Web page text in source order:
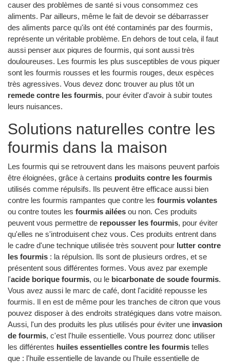
causer des problèmes de santé si vous consommez ces
aliments. Par ailleurs, même le fait de devoir se débarrasser
des aliments parce qu'ils ont été contaminés par des fourmis,
représente un véritable problème. En dehors de tout cela, il faut
aussi penser aux piqures de fourmis, qui sont aussi très
douloureuses. Les fourmis les plus susceptibles de vous piquer
sont les fourmis rousses et les fourmis rouges, deux espèces
très agressives. Vous devez donc trouver au plus tôt un
remede contre les fourmis, pour éviter d'avoir à subir toutes
leurs nuisances.
Solutions naturelles contre les
fourmis dans la maison
Les fourmis qui se retrouvent dans les maisons peuvent parfois
être éloignées, grâce à certains produits contre les fourmis
utilisés comme répulsifs. Ils peuvent être efficace aussi bien
contre les fourmis rampantes que contre les fourmis volantes
ou contre toutes les fourmis ailées ou non. Ces produits
peuvent vous permettre de repousser les fourmis, pour éviter
qu'elles ne s'introduisent chez vous. Ces produits entrent dans
le cadre d'une technique utilisée très souvent pour lutter contre
les fourmis : la répulsion. Ils sont de plusieurs ordres, et se
présentent sous différentes formes. Vous avez par exemple
l'acide borique fourmis, ou le bicarbonate de soude fourmis.
Vous avez aussi le marc de café, dont l'acidité repousse les
fourmis. Il en est de même pour les tranches de citron que vous
pouvez disposer à des endroits stratégiques dans votre maison.
Aussi, l'un des produits les plus utilisés pour éviter une invasion
de fourmis, c'est l'huile essentielle. Vous pourrez donc utiliser
les différentes huiles essentielles contre les fourmis telles
que : l'huile essentielle de lavande ou l'huile essentielle de